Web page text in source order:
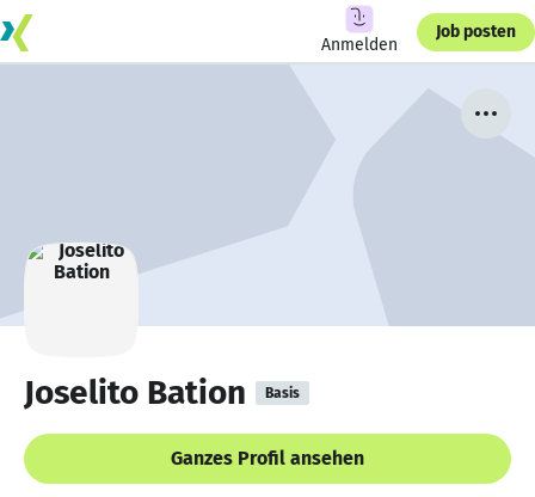
Anmelden
Job posten
Joselito Bation Basis
Ganzes Profil ansehen